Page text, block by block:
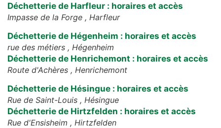
Déchetterie de Harfleur : horaires et accès
Impasse de la Forge , Harfleur
Déchetterie de Hégenheim : horaires et accès
rue des métiers , Hégenheim
Déchetterie de Henrichemont : horaires et accès
Route d'Achères , Henrichemont
Déchetterie de Hésingue : horaires et accès
Rue de Saint-Louis , Hésingue
Déchetterie de Hirtzfelden : horaires et accès
Rue d'Ensisheim , Hirtzfelden